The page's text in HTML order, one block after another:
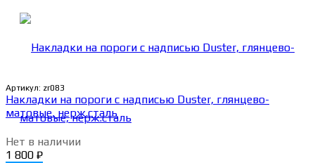
Артикул: zr083
Накладки на пороги с надписью Duster, глянцево-
матовые, нерж.сталь
Нет в наличии
1 800 ₽